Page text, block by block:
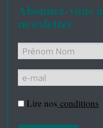
Abonnez-vous
newsletter
Lire nos conditions